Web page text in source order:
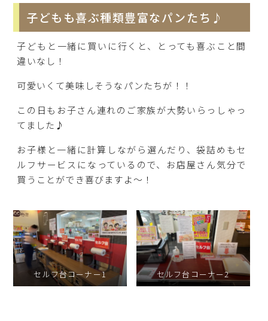
子どもも喜ぶ種類豊富なパンたち♪
子どもと一緒に買いに行くと、とっても喜ぶこと間
違いなし！
可愛いくて美味しそうなパンたちが！！
この日もお子さん連れのご家族が大勢いらっしゃっ
てました♪
お子様と一緒に計算しながら選んだり、袋詰めもセ
ルフサービスになっているので、お店屋さん気分で
買うことができ喜びますよ～！
セルフ台コーナー1 セルフ台コーナー2